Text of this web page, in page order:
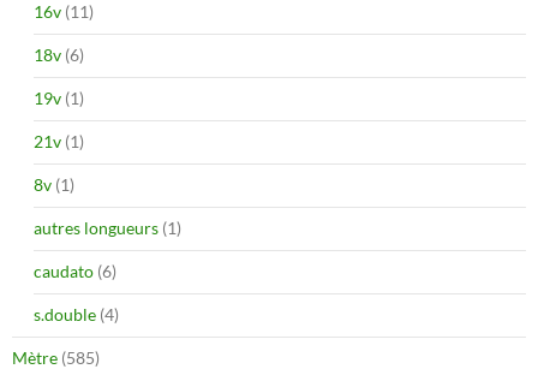
16v (11)
18v (6)
19v (1)
21v (1)
8v (1)
autres longueurs (1)
caudato (6)
s.double (4)
Mètre (585)